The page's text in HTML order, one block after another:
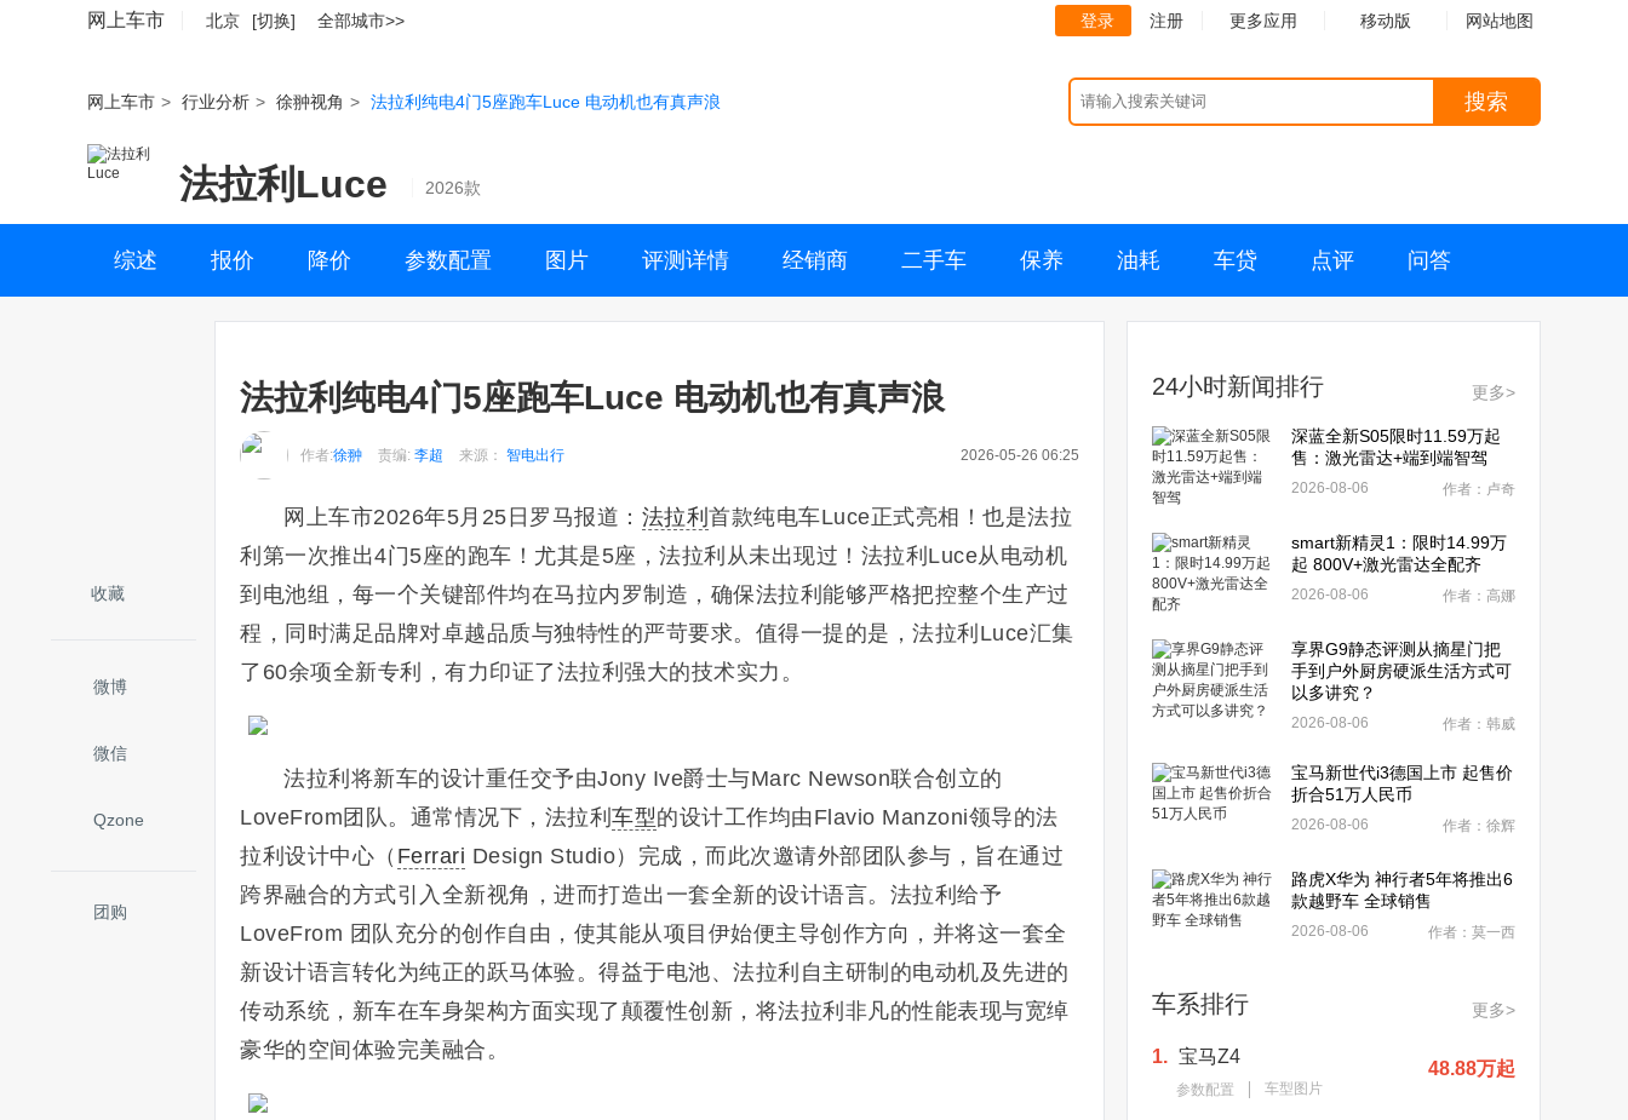
网上车市 北京 [切换] 全部城市>> 登录 注册 更多应用 移动版 网站地图
网上车市 > 行业分析 > 徐翀视角 > 法拉利纯电4门5座跑车Luce 电动机也有真声浪 搜索
法拉利Luce 2026款
综述 报价 降价 参数配置 图片 评测详情 经销商 二手车 保养 油耗 车贷 点评 问答
收藏
微博
微信
Qzone
团购
法拉利纯电4门5座跑车Luce 电动机也有真声浪
作者:徐翀 责编: 李超 来源： 智电出行 2026-05-26 06:25
网上车市2026年5月25日罗马报道： 法拉利 首款纯电车Luce正式亮相！也是法拉
利第一次推出4门5座的跑车！尤其是5座，法拉利从未出现过！法拉利Luce从电动机
到电池组，每一个关键部件均在马拉内罗制造，确保法拉利能够严格把控整个生产过
程，同时满足品牌对卓越品质与独特性的严苛要求。值得一提的是，法拉利Luce汇集
了60余项全新专利，有力印证了法拉利强大的技术实力。
法拉利将新车的设计重任交予由Jony Ive爵士与Marc Newson联合创立的
LoveFrom团队。通常情况下，法拉利 车型的设计工作均由Flavio Manzoni领导的法
拉利设计中心（ Ferrari Design Studio）完成，而此次邀请外部团队参与，旨在通过
跨界融合的方式引入全新视角，进而打造出一套全新的设计语言。法拉利给予
LoveFrom 团队充分的创作自由，使其能从项目伊始便主导创作方向，并将这一套全
新设计语言转化为纯正的跃马体验。得益于电池、法拉利自主研制的电动机及先进的
传动系统，新车在车身架构方面实现了颠覆性创新，将法拉利非凡的性能表现与宽绰
豪华的空间体验完美融合。
24小时新闻排行 更多>
深蓝全新S05限时11.59万起
售：激光雷达+端到端智驾
2026-08-06 作者：卢奇
smart新精灵1：限时14.99万
起 800V+激光雷达全配齐
2026-08-06 作者：高娜
享界G9静态评测从摘星门把
手到户外厨房硬派生活方式可
以多讲究？
2026-08-06 作者：韩威
宝马新世代i3德国上市 起售价
折合51万人民币
2026-08-06 作者：徐辉
路虎X华为 神行者5年将推出6
款越野车 全球销售
2026-08-06 作者：莫一西
车系排行 更多>
1. 宝马Z4
参数配置 车型图片
48.88万起